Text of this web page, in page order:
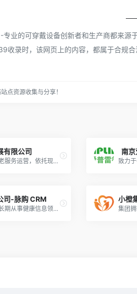
业的可穿戴设备创新者和生产商都来
收录时，该网页上的内容，都属于合规
点资源收集与分享！
有限公司
普天大健康专注于健康和养老服务运营，依托现有技术优势和平台优势，坚持自主创新，持续拓展行业空间，着力提升自身可持续发展能力，作为健康养老产业运营商持续推动养老生态链运转。
南
司-脉购 CRM
厦门掌沃软件科技有限公司长期从事健康信息领域的研发工作，致力于通过信息化技术为医疗/体检/诊所/健康管理机构提供数字化营销分销系统及健康管理系统/患者关系管理系统/慢病管理系统等一体化解决方案，以助其延伸服务内涵、改善服务质量、提升管理效率，推动我国健康产业的发展，提高国民健康水平和疾病防控能力。
小橙